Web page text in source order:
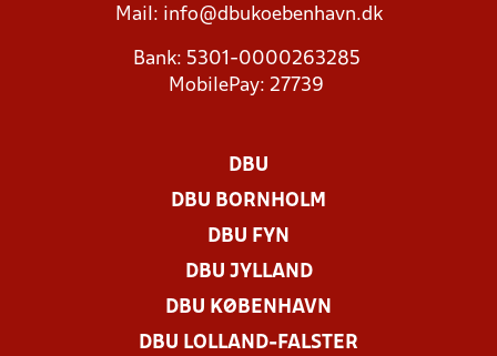
Mail: info@dbukoebenhavn.dk
Bank: 5301-0000263285
MobilePay: 27739
DBU
DBU BORNHOLM
DBU FYN
DBU JYLLAND
DBU KØBENHAVN
DBU LOLLAND-FALSTER